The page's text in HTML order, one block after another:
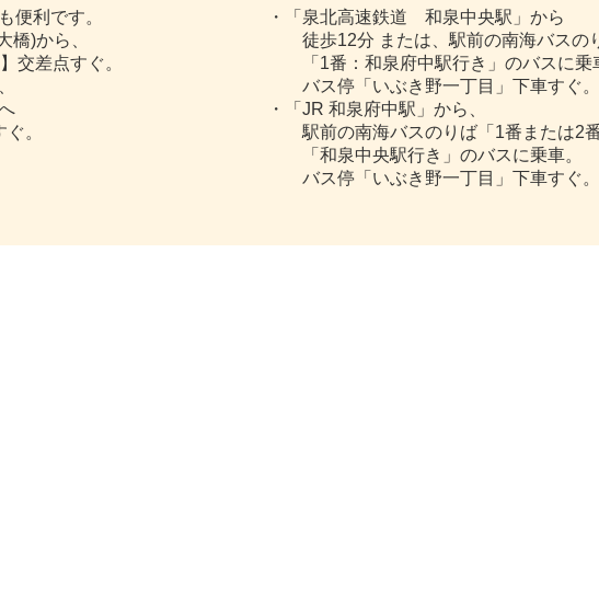
便利です。
橋)から、
交差点すぐ。
。
・「泉北高速鉄道 和泉中央駅」から
徒歩12分 または、駅前の南海バスの
「1番：和泉府中駅行き」のバスに乗
バス停「いぶき野一丁目」下車すぐ。
・「JR 和泉府中駅」から、
駅前の南海バスのりば「1番または2
「和泉中央駅行き」のバスに乗車。
バス停「いぶき野一丁目」下車すぐ。